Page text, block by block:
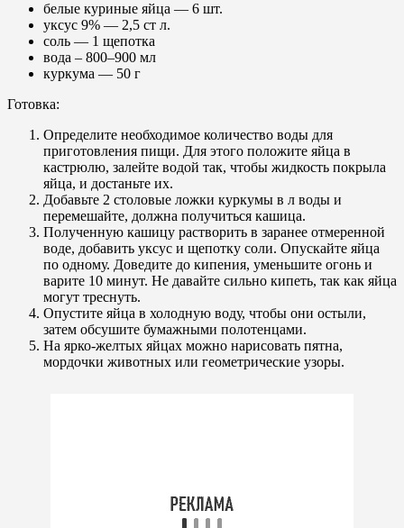
белые куриные яйца — 6 шт.
уксус 9% — 2,5 ст л.
соль — 1 щепотка
вода – 800–900 мл
куркума — 50 г
Готовка:
Определите необходимое количество воды для
приготовления пищи. Для этого положите яйца в
кастрюлю, залейте водой так, чтобы жидкость покрыла
яйца, и достаньте их.
Добавьте 2 столовые ложки куркумы в л воды и
перемешайте, должна получиться кашица.
Полученную кашицу растворить в заранее отмеренной
воде, добавить уксус и щепотку соли. Опускайте яйца
по одному. Доведите до кипения, уменьшите огонь и
варите 10 минут. Не давайте сильно кипеть, так как яйца
могут треснуть.
Опустите яйца в холодную воду, чтобы они остыли,
затем обсушите бумажными полотенцами.
На ярко-желтых яйцах можно нарисовать пятна,
мордочки животных или геометрические узоры.